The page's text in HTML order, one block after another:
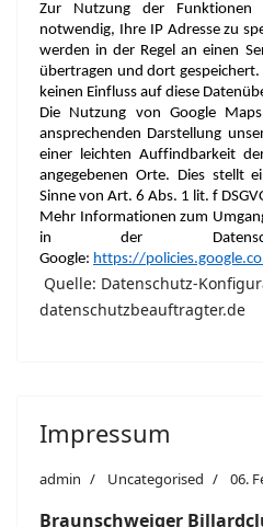
Zur Nutzung der Funktionen
notwendig, Ihre IP Adresse zu
werden in der Regel an einen
übertragen und dort gespeichert.
keinen Einfluss auf diese
Die Nutzung von Google
ansprechenden Darstellung
einer leichten Auffindbarkeit
angegebenen Orte. Dies stellt
Sinne von Art. 6 Abs. 1 lit. f
Mehr Informationen zum
in der
Google: https://
Quelle: Datenschutz-
datenschutzbeauftragter.de
Impressum
admin Uncategorised 06.
Braunschweiger